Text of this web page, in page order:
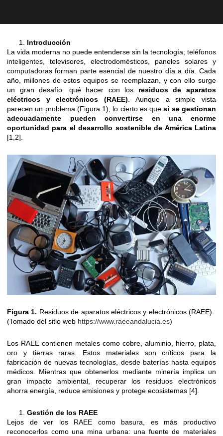
Introducción
La vida moderna no puede entenderse sin la tecnología; teléfonos
inteligentes, televisores, electrodomésticos, paneles solares y
computadoras forman parte esencial de nuestro día a día. Cada
año, millones de estos equipos se reemplazan, y con ello surge
un gran desafío: qué hacer con los residuos de aparatos
eléctricos y electrónicos (RAEE). Aunque a simple vista
parecen un problema (Figura 1), lo cierto es quesi se gestionan
adecuadamente pueden convertirse en una enorme
oportunidad para el desarrollo sostenible de América Latina
[1,2].
Figura 1. Residuos de aparatos eléctricos y electrónicos (RAEE).
(Tomado del sitio web https://www.raeeandalucia.es)
Los RAEE contienen metales como cobre, aluminio, hierro, plata,
oro y tierras raras. Estos materiales son críticos para la
fabricación de nuevas tecnologías, desde baterías hasta equipos
médicos. Mientras que obtenerlos mediante minería implica un
gran impacto ambiental, recuperar los residuos electrónicos
ahorra energía, reduce emisiones y protege ecosistemas [4].
Gestión de los RAEE
Lejos de ver los RAEE como basura, es más productivo
reconocerlos como una mina urbana: una fuente de materiales